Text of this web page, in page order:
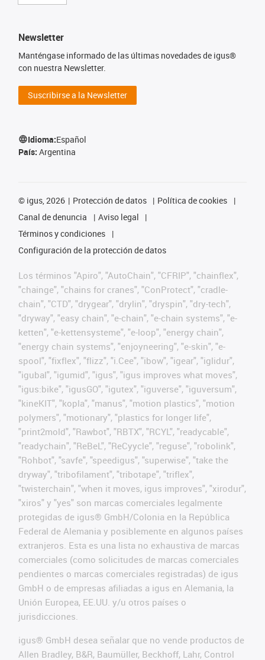
Newsletter
Manténgase informado de las últimas novedades de igus®
con nuestra Newsletter.
Suscribirse a la Newsletter
Idioma:Español
País: Argentina
© igus, 2026 Protección de datos
Política de cookies
Canal de denuncia
Aviso legal
Términos y condiciones
Configuración de la protección de datos
Los términos "Apiro", "AutoChain", "CFRIP", "chainflex",
"chainge", "chains for cranes", "ConProtect", "cradle-
chain", "CTD", "drygear", "drylin", "dryspin", "dry-tech",
"dryway", "easy chain", "e-chain", "e-chain systems", "e-
ketten", "e-kettensysteme", "e-loop", "energy chain",
"energy chain systems", "enjoyneering", "e-skin", "e-
spool", "fixflex", "flizz", "i.Cee", "ibow", "igear", "iglidur",
"igubal", "igumid", "igus", "igus improves what moves",
"igus:bike", "igusGO", "igutex", "iguverse", "iguversum",
"kineKIT", "kopla", "manus", "motion plastics", "motion
polymers", "motionary", "plastics for longer life",
"print2mold", "Rawbot", "RBTX", "RCYL", "readycable",
"readychain", "ReBeL", "ReCyycle", "reguse", "robolink",
"Rohbot", "savfe", "speedigus", "superwise", "take the
dryway", "tribofilament", "tribotape", "triflex",
"twisterchain", "when it moves, igus improves", "xirodur",
"xiros" y "yes" son marcas comerciales legalmente
protegidas de igus® GmbH/Colonia en la República
Federal de Alemania y posiblemente en algunos países
extranjeros. Esta es una lista no exhaustiva de marcas
comerciales (como solicitudes de marcas comerciales
pendientes o marcas comerciales registradas) de igus
GmbH o de empresas afiliadas a igus en Alemania, la
Unión Europea, EE.UU. y/u otros países o
jurisdicciones.
igus® GmbH desea señalar que no vende productos de
Allen Bradley, B&R, Baumüller, Beckhoff, Lahr, Control